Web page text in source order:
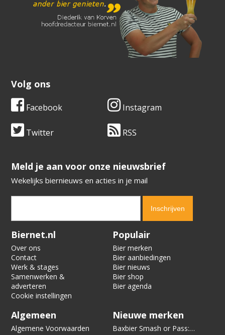
Volg ons
Facebook Instagram
Twitter RSS
​​​​​​​Meld je aan voor onze nieuwsbrief
Wekelijks biernieuws en acties in je mail
Verification code:
Biernet.nl
Over ons
Contact
Werk & stages
Samenwerken &
adverteren
Cookie instellingen
Populair
Bier merken
Bier aanbiedingen
Bier nieuws
Bier shop
Bier agenda
Algemeen
Algemene Voorwaarden
Nieuwe merken
Baxbier Smash or Pass: